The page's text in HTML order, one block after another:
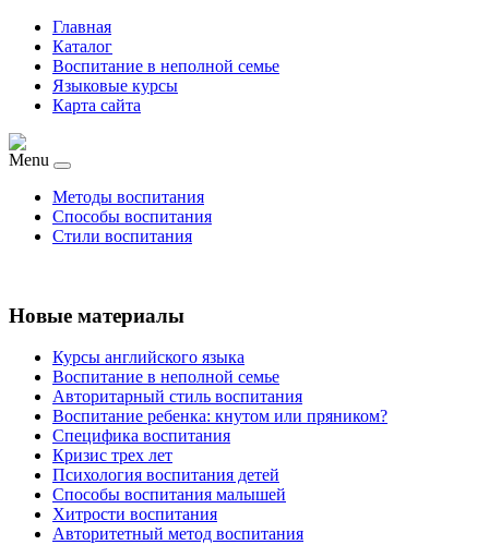
Главная
Каталог
Воспитание в неполной семье
Языковые курсы
Карта сайта
Menu
Методы воспитания
Способы воспитания
Стили воспитания
Новые материалы
Курсы английского языка
Воспитание в неполной семье
Авторитарный стиль воспитания
Воспитание ребенка: кнутом или пряником?
Специфика воспитания
Кризис трех лет
Психология воспитания детей
Способы воспитания малышей
Хитрости воспитания
Авторитетный метод воспитания